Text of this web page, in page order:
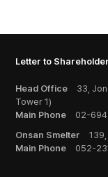
Letter to
Head Office
33,
Tower 1)
Main Phone
02-
Onsan Smelter
Main Phone
052-